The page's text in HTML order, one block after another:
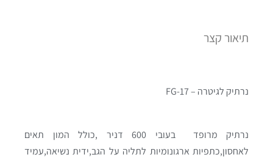
תיאור קצר
נרתיק לגיטרה – FG-17
נרתיק מרופד בעובי 600 דניר ,כולל המון תאים
לאחסון,כתפיות ארגונומיות לתליה על הגב,ידית נשיאה,עמיד